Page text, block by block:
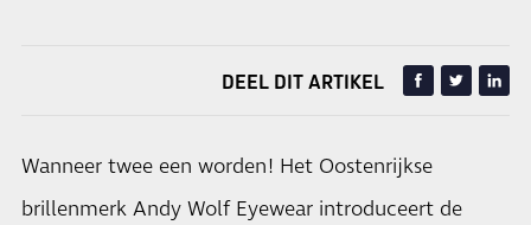
DEEL DIT ARTIKEL
Wanneer twee een worden! Het Oostenrijkse
brillenmerk Andy Wolf Eyewear introduceert de